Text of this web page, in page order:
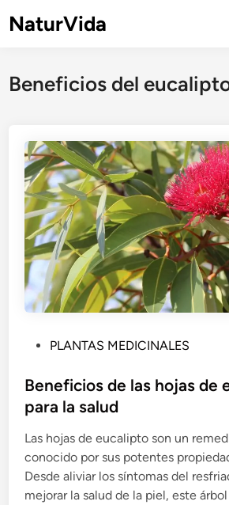
NaturVida
Beneficios del
b
l
i
c
a
d
o
PLANTAS MEDICINALES
Beneficios de las hojas de
para la salud
Las hojas de eucalipto son un
conocido por sus potentes
Desde aliviar los síntomas del
mejorar la salud de la piel, este